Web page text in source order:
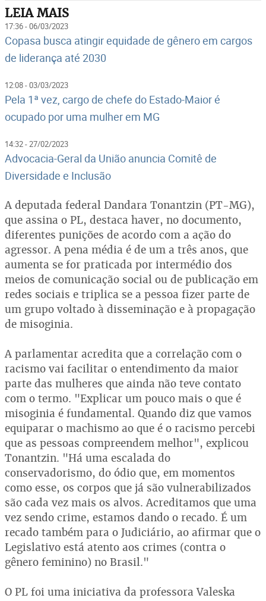
LEIA MAIS
17:36 - 06/03/2023
Copasa busca atingir equidade de gênero em cargos
de liderança até 2030
12:08 - 03/03/2023
Pela 1ª vez, cargo de chefe do Estado-Maior é
ocupado por uma mulher em MG
14:32 - 27/02/2023
Advocacia-Geral da União anuncia Comitê de
Diversidade e Inclusão
A deputada federal Dandara Tonantzin (PT-MG),
que assina o PL, destaca haver, no documento,
diferentes punições de acordo com a ação do
agressor. A pena média é de um a três anos, que
aumenta se for praticada por intermédio dos
meios de comunicação social ou de publicação em
redes sociais e triplica se a pessoa fizer parte de
um grupo voltado à disseminação e à propagação
de misoginia.
A parlamentar acredita que a correlação com o
racismo vai facilitar o entendimento da maior
parte das mulheres que ainda não teve contato
com o termo. "Explicar um pouco mais o que é
misoginia é fundamental. Quando diz que vamos
equiparar o machismo ao que é o racismo percebi
que as pessoas compreendem melhor", explicou
Tonantzin. "Há uma escalada do
conservadorismo, do ódio que, em momentos
como esse, os corpos que já são vulnerabilizados
são cada vez mais os alvos. Acreditamos que uma
vez sendo crime, estamos dando o recado. É um
recado também para o Judiciário, ao afirmar que o
Legislativo está atento aos crimes (contra o
gênero feminino) no Brasil."
O PL foi uma iniciativa da professora Valeska